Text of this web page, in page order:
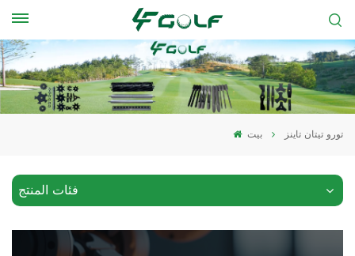
بيت تورو تيتان تاينز
فئات المنتج